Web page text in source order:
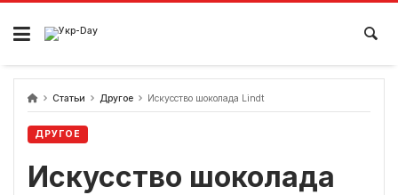
перейти
содержанию
Статьи Другое Искусство шоколада Lindt
ДРУГОЕ
Искусство шоколада